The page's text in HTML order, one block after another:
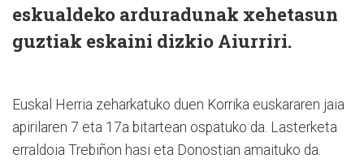
eskualdeko arduradunak xehetasun
guztiak eskaini dizkio Aiurriri.
Euskal Herria zeharkatuko duen Korrika euskararen jaia
apirilaren 7 eta 17a bitartean ospatuko da. Lasterketa
erraldoia Trebiñon hasi eta Donostian amaituko da.